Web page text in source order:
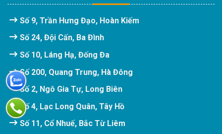
Số 9, Trần Hưng Đạo, Hoàn Kiếm
Số 24, Đội Cấn, Ba Đình
Số 10, Láng Hạ, Đống Đa
Số 200, Quang Trung, Hà Đông
Số 2, Ngô Gia Tự, Long Biên
Số 4, Lạc Long Quân, Tây Hồ
Số 11, Cổ Nhuế, Bắc Từ Liêm